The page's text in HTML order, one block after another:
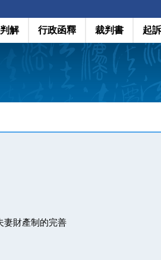
解 行政函釋 裁判書 起
妻財產制的完善